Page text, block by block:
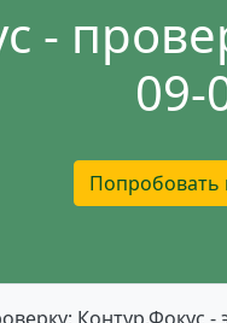
-
09-
Попробовать